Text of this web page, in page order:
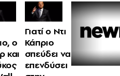
o
και
Γιατί ο Ντι
Κάπριο
σπεύδει να
επενδύσει